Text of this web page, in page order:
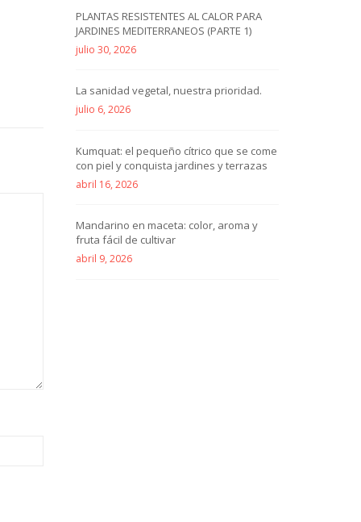
PLANTAS RESISTENTES AL CALOR PARA
JARDINES MEDITERRANEOS (PARTE 1)
julio 30, 2026
La sanidad vegetal, nuestra prioridad.
julio 6, 2026
Kumquat: el pequeño cítrico que se come
con piel y conquista jardines y terrazas
abril 16, 2026
Mandarino en maceta: color, aroma y
fruta fácil de cultivar
abril 9, 2026